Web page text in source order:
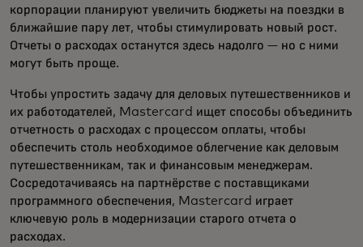
корпорации планируют увеличить бюджеты на поездки в
ближайшие пару лет, чтобы стимулировать новый рост.
Отчеты о расходах останутся здесь надолго — но с ними
могут быть проще.
Чтобы упростить задачу для деловых путешественников и
их работодателей, Mastercard ищет способы объединить
отчетность о расходах с процессом оплаты, чтобы
обеспечить столь необходимое облегчение как деловым
путешественникам, так и финансовым менеджерам.
Сосредотачиваясь на партнёрстве с поставщиками
программного обеспечения, Mastercard играет
ключевую роль в модернизации старого отчета о
расходах.